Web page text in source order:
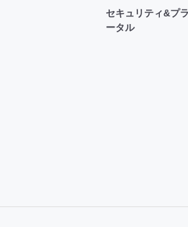
セキュリティ&プ
ータル